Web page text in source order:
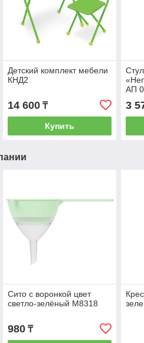
Детский комплект мебели
КНД2
14 600₸
Купить
АП
3
Сито с воронкой цвет
светло-зелёный М8318
980₸